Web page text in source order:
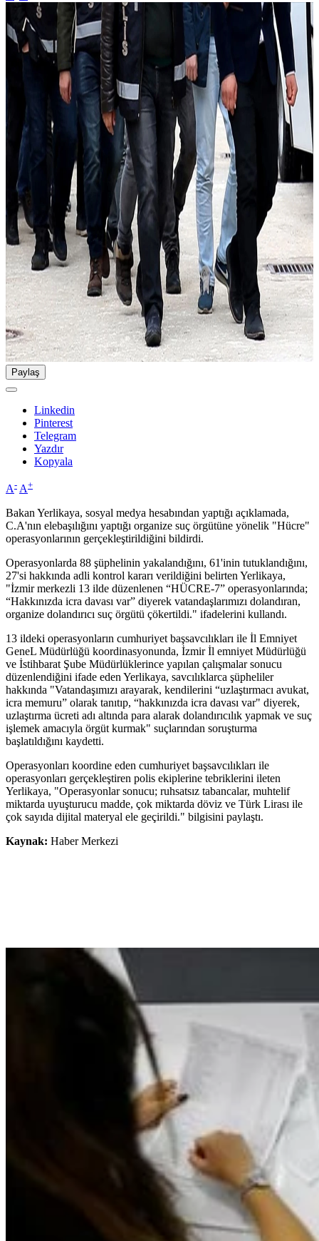
Paylaş
Linkedin
Pinterest
Telegram
Yazdır
Kopyala
A- A+
Bakan Yerlikaya, sosyal medya hesabından yaptığı açıklamada,
C.A'nın elebaşılığını yaptığı organize suç örgütüne yönelik "Hücre"
operasyonlarının gerçekleştirildiğini bildirdi.
Operasyonlarda 88 şüphelinin yakalandığını, 61'inin tutuklandığını,
27'si hakkında adli kontrol kararı verildiğini belirten Yerlikaya,
"İzmir merkezli 13 ilde düzenlenen “HÜCRE-7” operasyonlarında;
“Hakkınızda icra davası var” diyerek vatandaşlarımızı dolandıran,
organize dolandırıcı suç örgütü çökertildi." ifadelerini kullandı.
13 ildeki operasyonların cumhuriyet başsavcılıkları ile İl Emniyet
GeneL Müdürlüğü koordinasyonunda, İzmir İl emniyet Müdürlüğü
ve İstihbarat Şube Müdürlüklerince yapılan çalışmalar sonucu
düzenlendiğini ifade eden Yerlikaya, savcılıklarca şüpheliler
hakkında "Vatandaşımızı arayarak, kendilerini “uzlaştırmacı avukat,
icra memuru” olarak tanıtıp, “hakkınızda icra davası var" diyerek,
uzlaştırma ücreti adı altında para alarak dolandırıcılık yapmak ve suç
işlemek amacıyla örgüt kurmak" suçlarından soruşturma
başlatıldığını kaydetti.
Operasyonları koordine eden cumhuriyet başsavcılıkları ile
operasyonları gerçekleştiren polis ekiplerine tebriklerini ileten
Yerlikaya, "Operasyonlar sonucu; ruhsatsız tabancalar, muhtelif
miktarda uyuşturucu madde, çok miktarda döviz ve Türk Lirası ile
çok sayıda dijital materyal ele geçirildi." bilgisini paylaştı.
Kaynak: Haber Merkezi